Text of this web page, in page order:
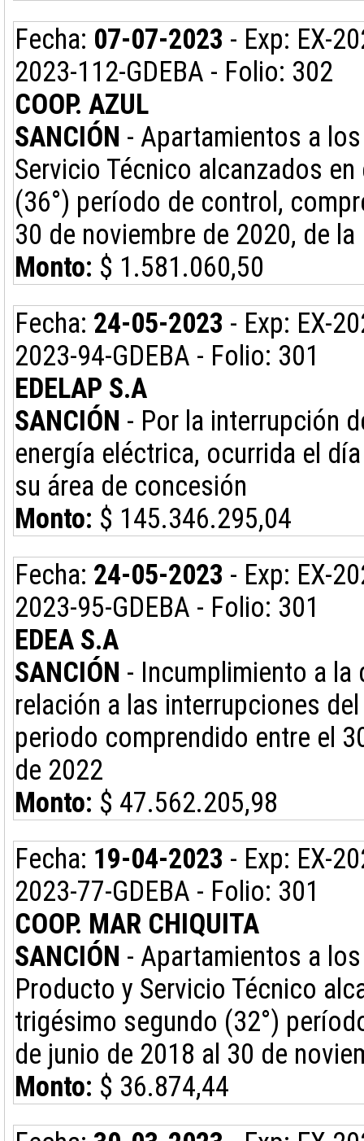
Fecha: 07-07-2023 - Exp: EX-
2023-112-GDEBA - Folio: 302
COOP. AZUL
SANCIÓN - Apartamientos a
Servicio Técnico alcanzados
(36°) período de control,
30 de noviembre de 2020, de la
Monto: $ 1.581.060,50
Fecha: 24-05-2023 - Exp: EX-
2023-94-GDEBA - Folio: 301
EDELAP S.A
SANCIÓN - Por la interrupción
energía eléctrica, ocurrida el
su área de concesión
Monto: $ 145.346.295,04
Fecha: 24-05-2023 - Exp: EX-
2023-95-GDEBA - Folio: 301
EDEA S.A
SANCIÓN - Incumplimiento a
relación a las interrupciones
periodo comprendido entre el
de 2022
Monto: $ 47.562.205,98
Fecha: 19-04-2023 - Exp: EX-
2023-77-GDEBA - Folio: 301
COOP. MAR CHIQUITA
SANCIÓN - Apartamientos a
Producto y Servicio Técnico
trigésimo segundo (32°)
de junio de 2018 al 30 de
Monto: $ 36.874,44